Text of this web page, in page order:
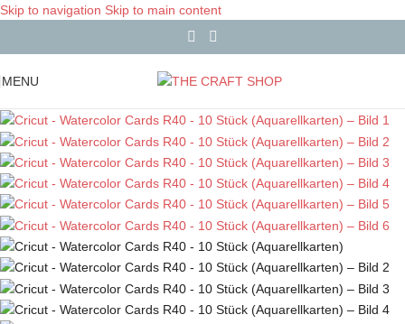
Skip to navigation Skip to main content
MENU